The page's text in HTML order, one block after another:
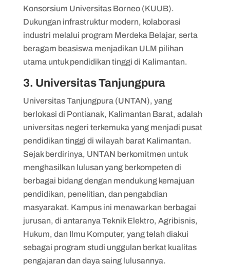
Konsorsium Universitas Borneo (KUUB).
Dukungan infrastruktur modern, kolaborasi
industri melalui program Merdeka Belajar, serta
beragam beasiswa menjadikan ULM pilihan
utama untuk pendidikan tinggi di Kalimantan.
3. Universitas Tanjungpura
Universitas Tanjungpura (UNTAN), yang
berlokasi di Pontianak, Kalimantan Barat, adalah
universitas negeri terkemuka yang menjadi pusat
pendidikan tinggi di wilayah barat Kalimantan.
Sejak berdirinya, UNTAN berkomitmen untuk
menghasilkan lulusan yang berkompeten di
berbagai bidang dengan mendukung kemajuan
pendidikan, penelitian, dan pengabdian
masyarakat. Kampus ini menawarkan berbagai
jurusan, di antaranya Teknik Elektro, Agribisnis,
Hukum, dan Ilmu Komputer, yang telah diakui
sebagai program studi unggulan berkat kualitas
pengajaran dan daya saing lulusannya.